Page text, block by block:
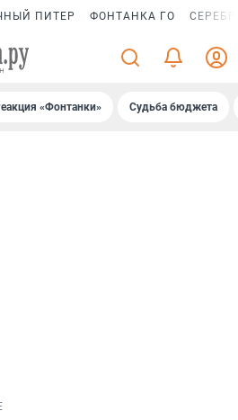
ПИТЕР ФОНТАНКА ГО
«Фонтанки» Судьба бюджета